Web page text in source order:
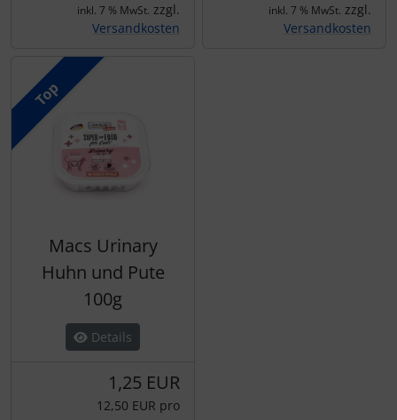
inkl. 7 % MwSt. zzgl.
Versandkosten
inkl. 7 % MwSt. zzgl.
Versandkosten
Top
Macs Urinary
Huhn und Pute
100g
Details
1,25 EUR
12,50 EUR pro